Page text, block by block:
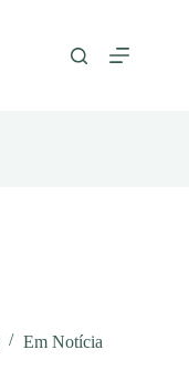
Em Notícia